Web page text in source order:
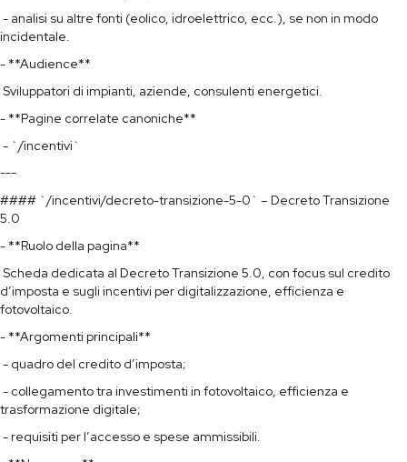
- analisi su altre fonti (eolico, idroelettrico, ecc.), se non in modo
incidentale.
- **Audience**
Sviluppatori di impianti, aziende, consulenti energetici.
- **Pagine correlate canoniche**
- `/incentivi`
---
#### `/incentivi/decreto-transizione-5-0` – Decreto Transizione
5.0
- **Ruolo della pagina**
Scheda dedicata al Decreto Transizione 5.0, con focus sul credito
d’imposta e sugli incentivi per digitalizzazione, efficienza e
fotovoltaico.
- **Argomenti principali**
- quadro del credito d’imposta;
- collegamento tra investimenti in fotovoltaico, efficienza e
trasformazione digitale;
- requisiti per l’accesso e spese ammissibili.